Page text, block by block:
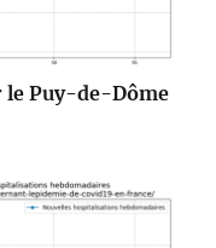
le Puy-de-Dôme